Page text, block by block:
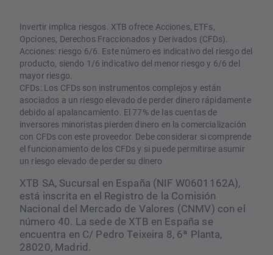
Invertir implica riesgos. XTB ofrece Acciones, ETFs,
Opciones, Derechos Fraccionados y Derivados (CFDs).
Acciones: riesgo 6/6. Este número es indicativo del riesgo del
producto, siendo 1/6 indicativo del menor riesgo y 6/6 del
mayor riesgo.
CFDs: Los CFDs son instrumentos complejos y están
asociados a un riesgo elevado de perder dinero rápidamente
debido al apalancamiento. El 77% de las cuentas de
inversores minoristas pierden dinero en la comercialización
con CFDs con este proveedor. Debe considerar si comprende
el funcionamiento de los CFDs y si puede permitirse asumir
un riesgo elevado de perder su dinero
XTB SA, Sucursal en España (NIF W0601162A),
está inscrita en el Registro de la Comisión
Nacional del Mercado de Valores (CNMV) con el
número 40. La sede de XTB en España se
encuentra en C/ Pedro Teixeira 8, 6ª Planta,
28020, Madrid.